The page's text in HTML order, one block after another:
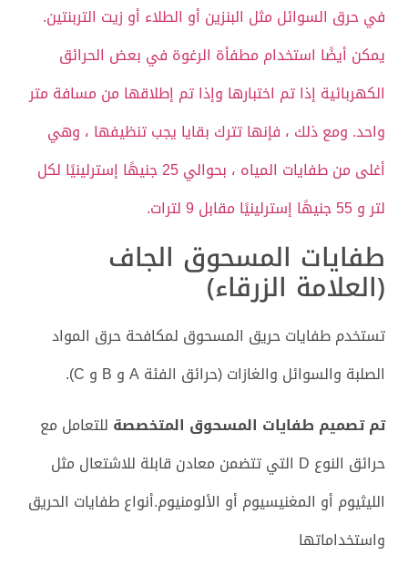
في حرق السوائل مثل البنزين أو الطلاء أو زيت التربنتين.
يمكن أيضًا استخدام مطفأة الرغوة في بعض الحرائق
الكهربائية إذا تم اختبارها وإذا تم إطلاقها من مسافة متر
واحد. ومع ذلك ، فإنها تترك بقايا يجب تنظيفها ، وهي
أغلى من طفايات المياه ، بحوالي 25 جنيهًا إسترلينيًا لكل
لتر و 55 جنيهًا إسترلينيًا مقابل 9 لترات.
طفايات المسحوق الجاف
(العلامة الزرقاء)
تستخدم طفايات حريق المسحوق لمكافحة حرق المواد
الصلبة والسوائل والغازات (حرائق الفئة A و B و C).
تم تصميم طفايات المسحوق المتخصصةللتعامل مع
حرائق النوع D التي تتضمن معادن قابلة للاشتعال مثل
الليثيوم أو المغنيسيوم أو الألومنيوم.أنواع طفايات الحريق
واستخداماتها